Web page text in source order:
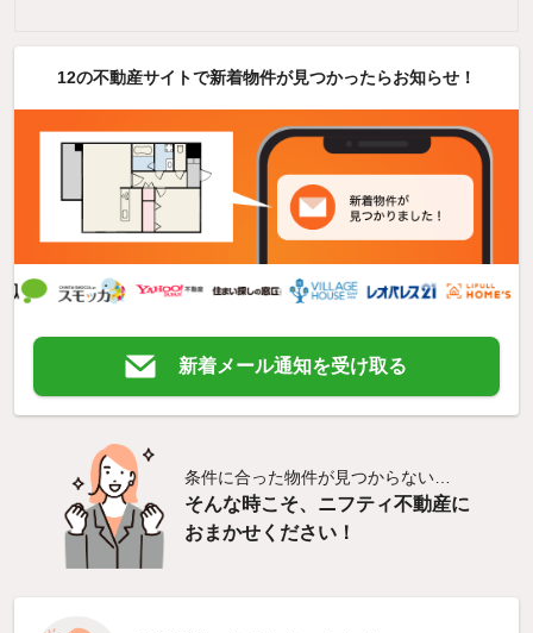
12の不動産サイトで新着物件が見つかったらお知らせ！
新着メール通知を受け取る
条件に合った物件が見つからない…
そんな時こそ、ニフティ不動産に
おまかせください！